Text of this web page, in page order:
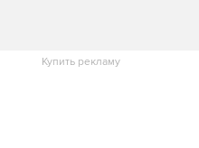
Купить рекламу